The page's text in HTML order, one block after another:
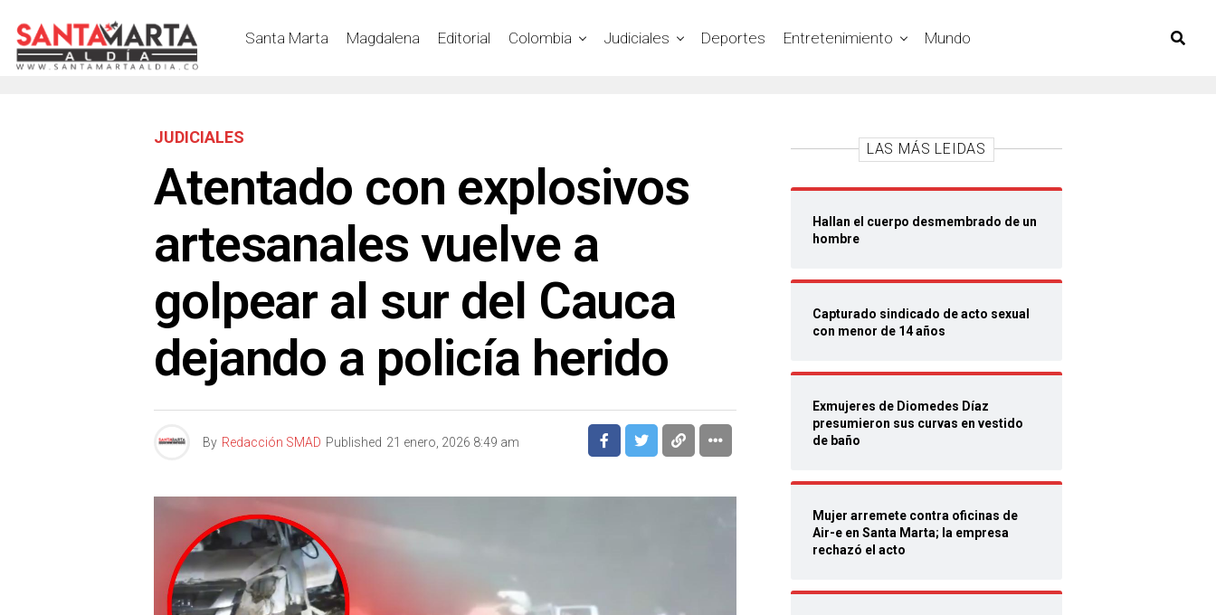
Santa Marta Magdalena Editorial Colombia Judiciales Deportes Entretenimiento Mundo
JUDICIALES
Atentado con explosivos
artesanales vuelve a
golpear al sur del Cauca
dejando a policía herido
By Redacción SMAD Published 21 enero, 2026 8:49 am
LAS MÁS LEIDAS
Hallan el cuerpo desmembrado de un
hombre
Capturado sindicado de acto sexual
con menor de 14 años
Exmujeres de Diomedes Díaz
presumieron sus curvas en vestido
de baño
Mujer arremete contra oficinas de
Air-e en Santa Marta; la empresa
rechazó el acto